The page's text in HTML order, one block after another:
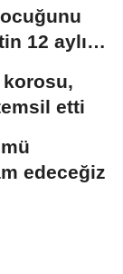
12 aylık
etti
edeceğiz